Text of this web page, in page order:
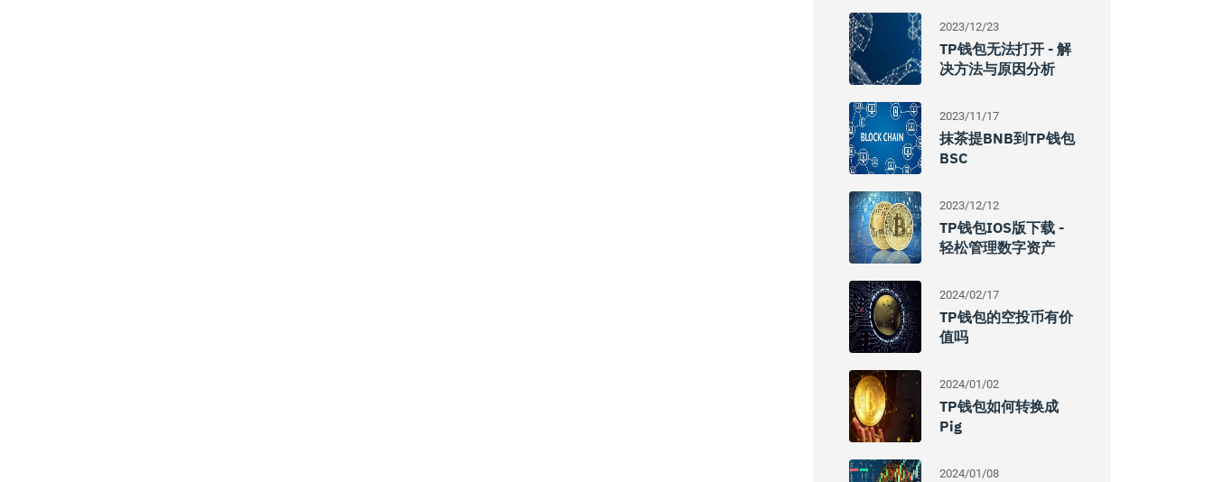
2023/12/23
TP钱包无法打开 - 解
决方法与原因分析
2023/11/17
抹茶提BNB到TP钱包
BSC
2023/12/12
TP钱包iOS版下载 -
轻松管理数字资产
2024/02/17
TP钱包的空投币有价
值吗
2024/01/02
TP钱包如何转换成
Pig
2024/01/08